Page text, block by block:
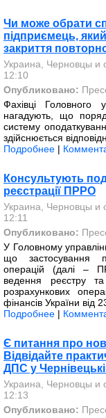
Чи може обрати
підприємець,
закриття
Украина, Черновцы и
12:10
Опубликовано:
Фахівці Головного
нагадують, що
систему
здійснюється
Подробнее |
Консультують
реєстрації ПРРО
Украина, Черновцы и
12:11
Опубликовано:
У Головному
що застосування
операцій (далі –
ведення реєстру та
розрахункових
фінансів України від
Подробнее |
Є питання про
Відвідайте
ДПС у
Украина, Черновцы и
12:13
Опубликовано: